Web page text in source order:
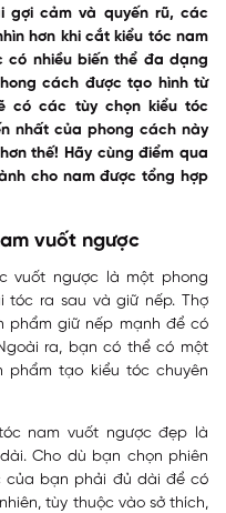
gợi cảm và quyến rũ, các
hơn khi cắt kiểu tóc nam
có nhiều biến thể đa dạng
cách được tạo hình từ
có các tùy chọn kiểu tóc
nhất của phong cách này
thế! Hãy cùng điểm qua
cho nam được tổng hợp
vuốt ngược
vuốt ngược là một phong
ra sau và giữ nếp. Thợ
phẩm giữ nếp mạnh để có
ra, bạn có thể có một
phẩm tạo kiểu tóc chuyên
nam vuốt ngược đẹp là
Cho dù bạn chọn phiên
của bạn phải đủ dài để có
tùy thuộc vào sở thích,